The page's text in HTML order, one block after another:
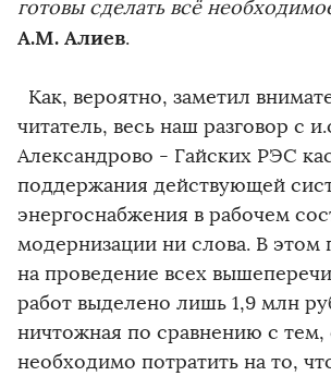
готовы сделать всё
А.М. Алиев.
Как, вероятно, заметил
читатель, весь наш разговор с
Александрово - Гайских РЭС
поддержания действующей
энергоснабжения в рабочем
модернизации ни слова. В этом
на проведение всех
работ выделено лишь 1,9 млн
ничтожная по сравнению с тем,
необходимо потратить на то,